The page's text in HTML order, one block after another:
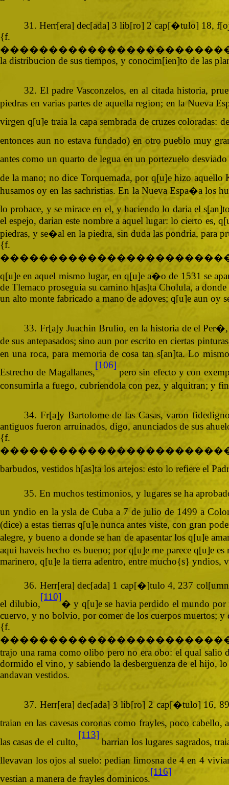
31. Herr[era] dec[ada] 3 lib[ro] 2 cap[�tulo] 18,
la distribucion de sus tiempos, y conocim[ien]to de las
32. El padre Vasconzelos, en al citada historia,
piedras en varias partes de aquella region; en la Nueva
virgen q[u]e traia la capa sembrada de cruzes
entonces aun no estava fundado) en otro pueblo muy
antes como un quarto de legua en un portezuelo
de la mano; no dice Torquemada, por q[u]e hizo aquello
husamos oy en las sachristias. En la Nueva Espa�a los
lo probace, y se mirace en el, y haciendo lo daria el
el espejo, darian este nombre a aquel lugar: lo cierto es,
piedras, y se�al en la piedra, sin duda las pondria, para
q[u]e en aquel mismo lugar, en q[u]e a�o de 1531 se
de Tlemaco proseguia su camino h[as]ta Cholula, a
un alto monte fabricado a mano de adoves; q[u]e aun oy
33. Fr[a]y Juachin Brulio, en la historia de el
de sus antepasados; sino aun por escrito en ciertas
en una roca, para memoria de cosa tan s[an]ta. Lo
Estrecho de Magallanes,
[106]
pero sin efecto y con
consumirla a fuego, cubriendola con pez, y alquitran; y
34. Fr[a]y Bartolome de las Casas, varon
antiguos fueron arruinados, digo, anunciados de sus
barbudos, vestidos h[as]ta los artejos: esto lo refiere el
35. En muchos testimonios, y lugares se ha
un yndio en la ysla de Cuba a 7 de julio de 1499 a
(dice) a estas tierras q[u]e nunca antes viste, con gran
alegre, y bueno a donde se han de apasentar los q[u]e
aqui haveis hecho es bueno; por q[u]e me parece q[u]e
marinero, q[u]e la tierra adentro, entre mucho{s} yndios,
36. Herr[era] dec[ada] 1 cap[�]tulo 4, 237
el dilubio,
[110]
� y q[u]e se havia perdido el mundo por
cuervo, y no bolvio, por comer de los cuerpos muertos; y
trajo una rama como olibo pero no era obo: el qual
dormido el vino, y sabiendo la desberguenza de el hijo,
andavan vestidos.
37. Herr[era] dec[ada] 3 lib[ro] 2 cap[�tulo] 16,
traian en las cavesas coronas como frayles, poco
las casas de el culto,
[113]
barrian los lugares sagrados,
llevavan los ojos al suelo: pedian limosna de 4 en 4
vestian a manera de frayles dominicos.
[116]